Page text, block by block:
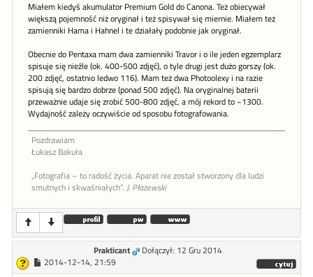
Miałem kiedyś akumulator Premium Gold do Canona. Też obiecywał
większą pojemność niż oryginał i też spisywał się miernie. Miałem też
zamienniki Hama i Hahnel i te działały podobnie jak oryginał.
Obecnie do Pentaxa mam dwa zamienniki Travor i o ile jeden egzemplarz
spisuje się nieźle (ok. 400-500 zdjęć), o tyle drugi jest dużo gorszy (ok.
200 zdjęć, ostatnio ledwo 116). Mam też dwa Photoolexy i na razie
spisują się bardzo dobrze (ponad 500 zdjęć). Na oryginalnej baterii
przeważnie udaje się zrobić 500-800 zdjęć, a mój rekord to ~1300.
Wydajność zależy oczywiście od sposobu fotografowania.
Pozdrawiam
Łukasz Bakuła
„Fotografia – to radość życia. Aparat nie został stworzony dla ludzi
smutnych i skwaśniałych”. J. Płażewski
Prakticant
Dołączył: 12 Gru 2014
2014-12-14, 21:59